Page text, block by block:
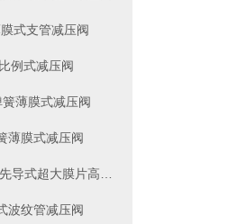
式支管减压阀
例式减压阀
薄膜式减压阀
薄膜式减压阀
波纹管减压阀